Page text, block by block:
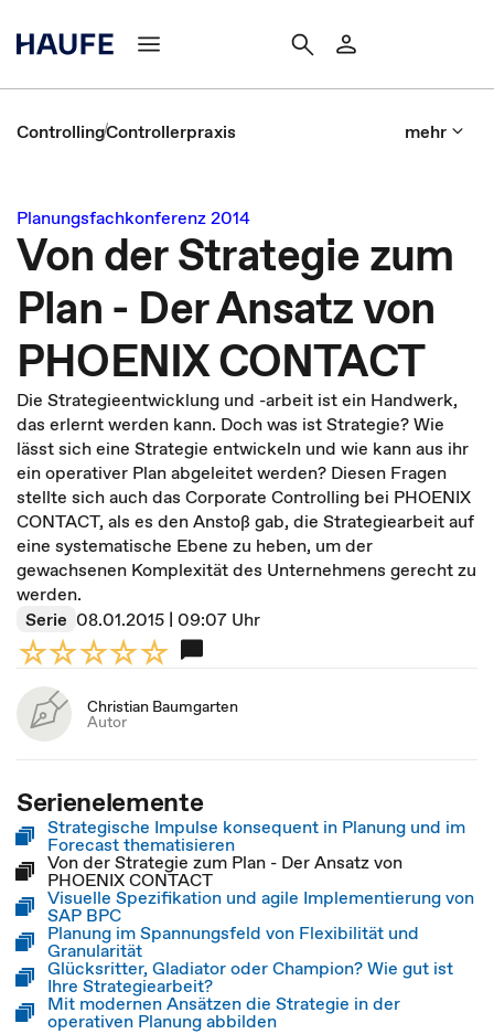
ControllingControllerpraxis mehr
Planungsfachkonferenz 2014
Von der Strategie zum
Plan - Der Ansatz von
PHOENIX CONTACT
Die Strategieentwicklung und -arbeit ist ein Handwerk,
das erlernt werden kann. Doch was ist Strategie? Wie
lässt sich eine Strategie entwickeln und wie kann aus ihr
ein operativer Plan abgeleitet werden? Diesen Fragen
stellte sich auch das Corporate Controlling bei PHOENIX
CONTACT, als es den Anstoß gab, die Strategiearbeit auf
eine systematische Ebene zu heben, um der
gewachsenen Komplexität des Unternehmens gerecht zu
werden.
Serie 08.01.2015 | 09:07 Uhr
Christian Baumgarten
Autor
Serienelemente
Strategische Impulse konsequent in Planung und im
Forecast thematisieren
Von der Strategie zum Plan - Der Ansatz von
PHOENIX CONTACT
Visuelle Spezifikation und agile Implementierung von
SAP BPC
Planung im Spannungsfeld von Flexibilität und
Granularität
Glücksritter, Gladiator oder Champion? Wie gut ist
Ihre Strategiearbeit?
Mit modernen Ansätzen die Strategie in der
operativen Planung abbilden